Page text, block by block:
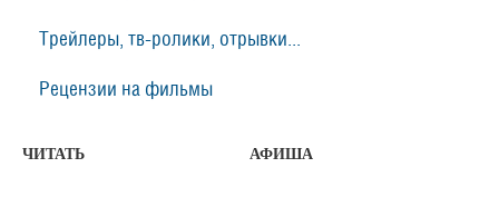
Трейлеры, тв-ролики, отрывки...
Рецензии на фильмы
ЧИТАТЬ АФИША